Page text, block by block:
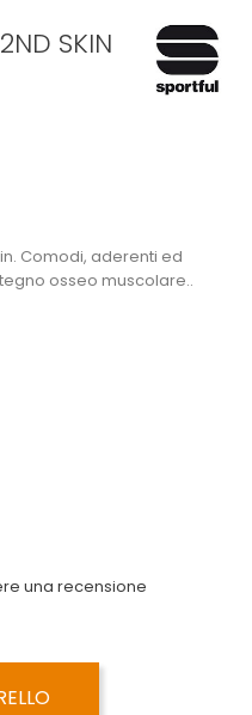
SKIN
Comodi, aderenti ed
osseo muscolare..
una recensione